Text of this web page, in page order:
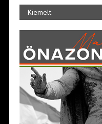
Kiemelt